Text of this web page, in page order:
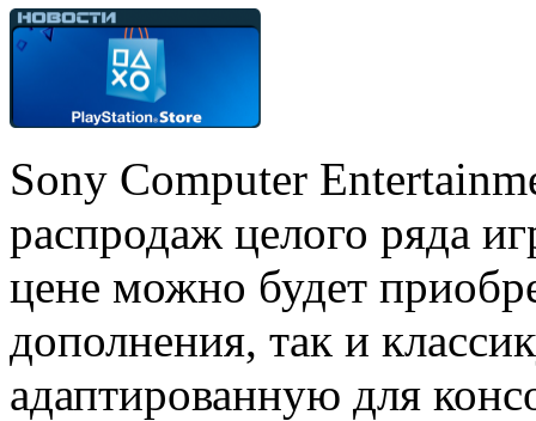
Sony Computer
распродаж целого ряда
цене можно будет
дополнения, так и
адаптированную для